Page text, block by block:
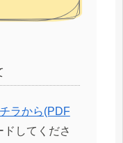
ラから(PDF
ドしてくださ